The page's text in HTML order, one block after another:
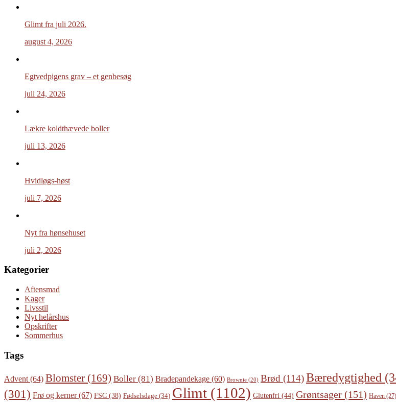
Glimt fra juli 2026.
august 4, 2026
Egtvedpigens grav – et genbesøg
juli 24, 2026
Lækre koldthævede boller
juli 13, 2026
Hvidløgs-høst
juli 7, 2026
Nyt fra hønsehuset
juli 2, 2026
Kategorier
Aftensmad
Kager
Livsstil
Nyt helårshus
Opskrifter
Sommerhus
Tags
Advent (64) Blomster (169) Boller (81) Bradepandekage (60) Brownie (20) Brød (114)Bæredygtighed
(301) Frø og kerner(67) FSC (38) Fødselsdage (34) Glimt (1102) Glutenfri (44) Grøntsager (151) Haven (27)